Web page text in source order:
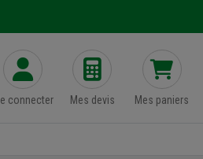
connecter Mes devis Mes paniers